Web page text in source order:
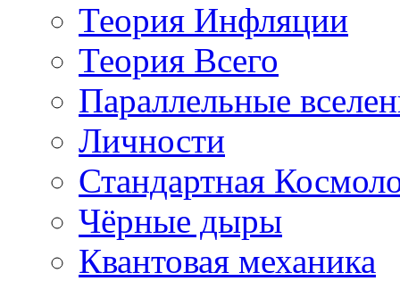
Теория Инфляции
Теория Всего
Параллельные
Личности
Стандартная
Чёрные дыры
Квантовая механика